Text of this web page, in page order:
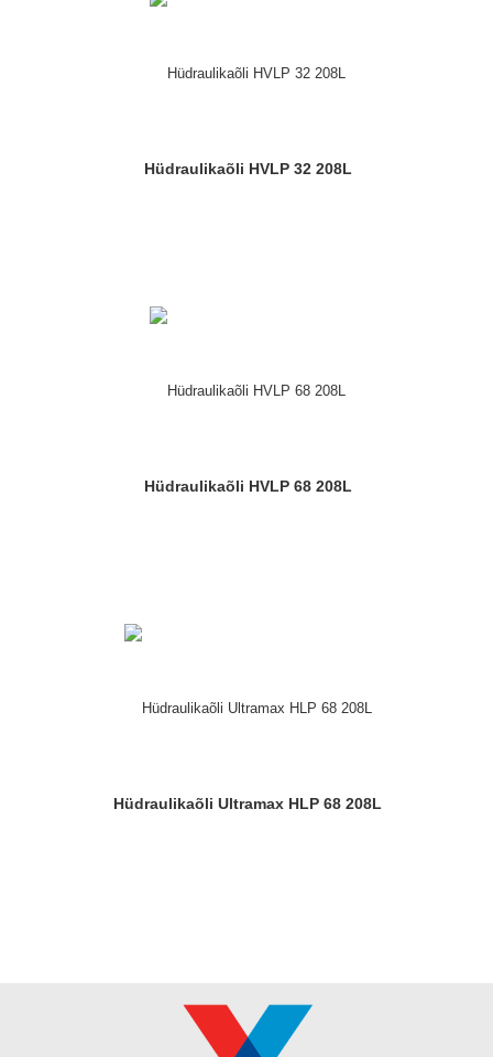
Hüdraulikaõli HVLP 32 208L
Hüdraulikaõli HVLP 68 208L
Hüdraulikaõli Ultramax HLP 68 208L